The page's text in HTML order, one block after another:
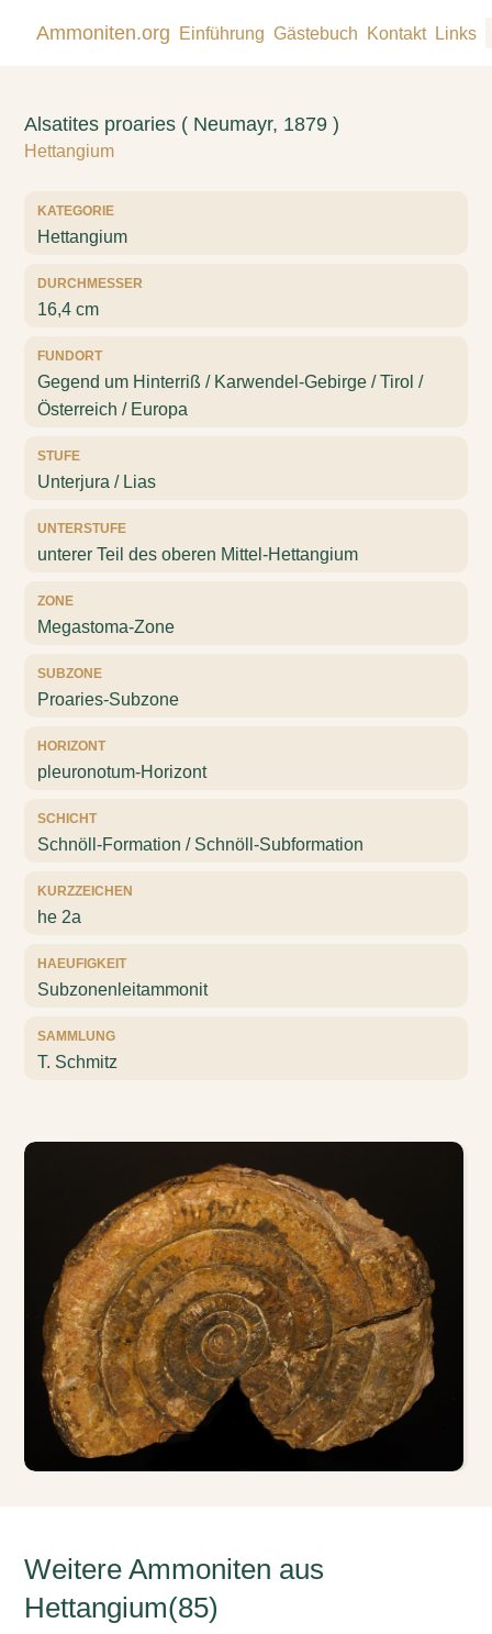
Ammoniten.org Einführung Gästebuch Kontakt Links
Alsatites proaries ( Neumayr, 1879 )
Hettangium
KATEGORIE
Hettangium
DURCHMESSER
16,4 cm
FUNDORT
Gegend um Hinterriß / Karwendel-Gebirge / Tirol /
Österreich / Europa
STUFE
Unterjura / Lias
UNTERSTUFE
unterer Teil des oberen Mittel-Hettangium
ZONE
Megastoma-Zone
SUBZONE
Proaries-Subzone
HORIZONT
pleuronotum-Horizont
SCHICHT
Schnöll-Formation / Schnöll-Subformation
KURZZEICHEN
he 2a
HAEUFIGKEIT
Subzonenleitammonit
SAMMLUNG
T. Schmitz
Weitere Ammoniten aus
Hettangium(85)